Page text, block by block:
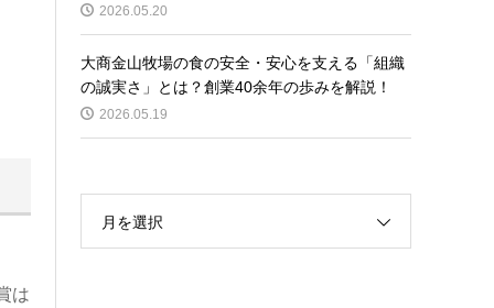
は
2026.05.20
大商金山牧場の食の安全・安心を支える「組織
の誠実さ」とは？創業40余年の歩みを解説！
2026.05.19
月を選択